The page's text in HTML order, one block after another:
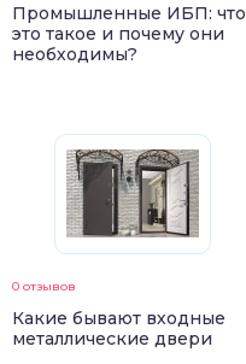
Промышленные ИБП: что
это такое и почему они
необходимы?
0 отзывов
Какие бывают входные
металлические двери